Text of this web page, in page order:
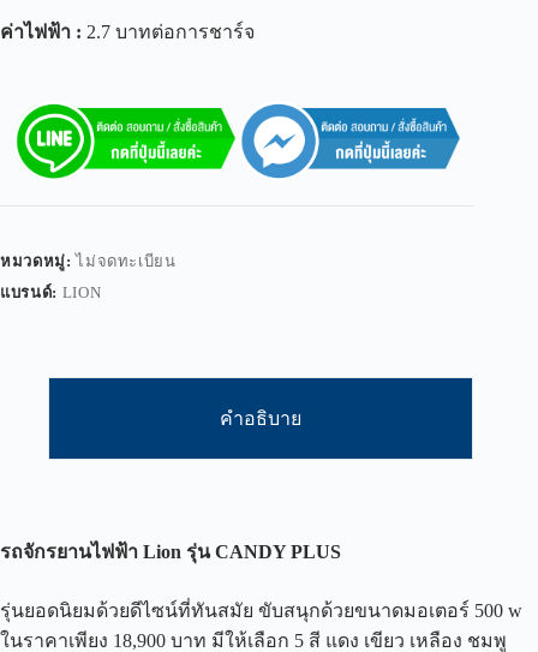
ค่าไฟฟ้า : 2.7 บาทต่อการชาร์จ
หมวดหมู่:ไม่จดทะเบียน
แบรนด์: LION
คำอธิบาย
รถจักรยานไฟฟ้า Lion รุ่น CANDY PLUS
รุ่นยอดนิยมด้วยดีไซน์ที่ทันสมัย ขับสนุกด้วยขนาดมอเตอร์ 500 w
ในราคาเพียง 18,900 บาท มีให้เลือก 5 สี แดง เขียว เหลือง ชมพู